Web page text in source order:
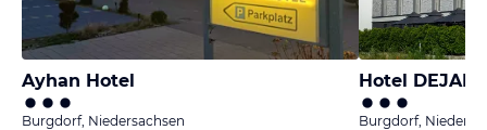
Ayhan Hotel
Burgdorf, Niedersachsen
Hotel
Burgdorf,